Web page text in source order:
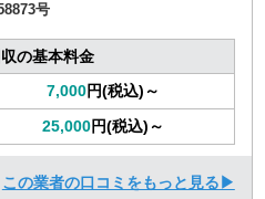
号
の基本料金
7,000円(税込)～
25,000円(税込)～
この業者の口コミをもっと見る▶